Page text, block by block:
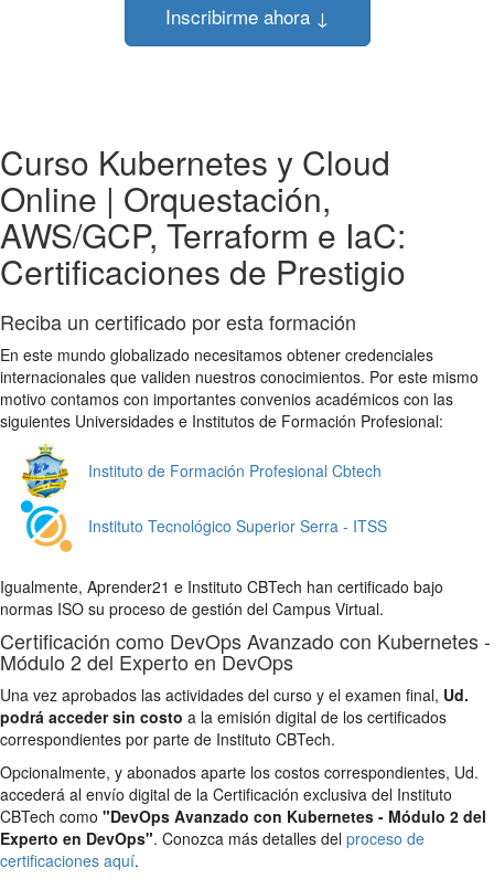
Inscribirme ahora ↓
Curso Kubernetes y Cloud
Online | Orquestación,
AWS/GCP, Terraform e IaC:
Certificaciones de Prestigio
Reciba un certificado por esta formación
En este mundo globalizado necesitamos obtener credenciales
internacionales que validen nuestros conocimientos. Por este mismo
motivo contamos con importantes convenios académicos con las
siguientes Universidades e Institutos de Formación Profesional:
Instituto de Formación Profesional Cbtech
Instituto Tecnológico Superior Serra - ITSS
Igualmente, Aprender21 e Instituto CBTech han certificado bajo
normas ISO su proceso de gestión del Campus Virtual.
Certificación como DevOps Avanzado con Kubernetes -
Módulo 2 del Experto en DevOps
Una vez aprobados las actividades del curso y el examen final, Ud.
podrá acceder sin costo a la emisión digital de los certificados
correspondientes por parte de Instituto CBTech.
Opcionalmente, y abonados aparte los costos correspondientes, Ud.
accederá al envío digital de la Certificación exclusiva del Instituto
CBTech como "DevOps Avanzado con Kubernetes - Módulo 2 del
Experto en DevOps". Conozca más detalles del proceso de
certificaciones aquí.